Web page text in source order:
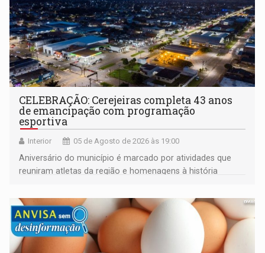
CELEBRAÇÃO: Cerejeiras completa 43 anos
de emancipação com programação
esportiva
Interior 05 de Agosto de 2026 às 19:00
Aniversário do município é marcado por atividades que
reuniram atletas da região e homenagens à história